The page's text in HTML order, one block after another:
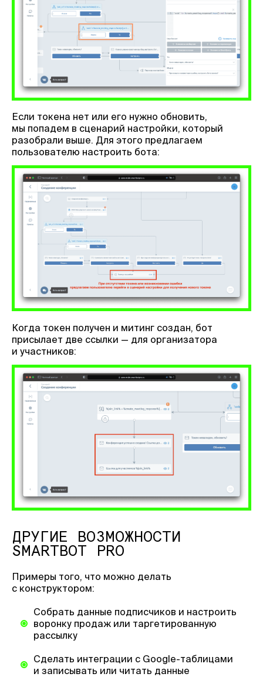
Если токена нет или его нужно обновить,
мы попадем в сценарий настройки, который
разобрали выше. Для этого предлагаем
пользователю настроить бота:
Когда токен получен и митинг создан, бот
присылает две ссылки — для организатора
и участников:
ДРУГИЕ ВОЗМОЖНОСТИ
SMARTBOT PRO
Примеры того, что можно делать
с конструктором:
Собрать данные подписчиков и настроить
воронку продаж или таргетированную
рассылку
Сделать интеграции с Google-таблицами
и записывать или читать данные